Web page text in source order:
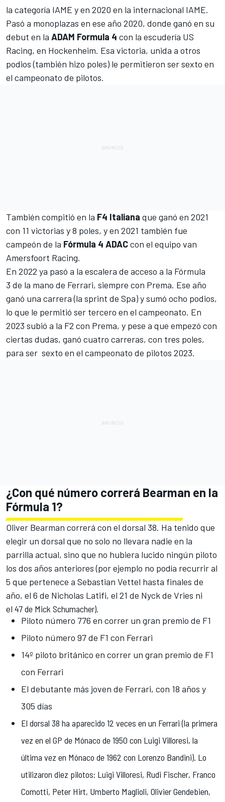
la categoría IAME y en 2020 en la internacional IAME.
Pasó a monoplazas en ese año 2020, donde ganó en su
debut en la ADAM Formula 4 con la escudería US
Racing, en Hockenheim. Esa victoria, unida a otros
podios (también hizo poles) le permitieron ser sexto en
el campeonato de pilotos.
También compitió en la F4 Italiana que ganó en 2021
con 11 victorias y 8 poles, y en 2021 también fue
campeón de la Fórmula 4 ADACcon el equipo van
Amersfoort Racing.
En 2022 ya pasó a la escalera de acceso a la Fórmula
3 de la mano de Ferrari, siempre con Prema. Ese año
ganó una carrera (la sprint de Spa) y sumó ocho podios,
lo que le permitió ser tercero en el campeonato. En
2023 subió a la F2 con Prema, y pese a que empezó con
ciertas dudas, ganó cuatro carreras, con tres poles,
para ser sexto en el campeonato de pilotos 2023.
¿Con qué número correrá Bearman en la
Fórmula 1?
Oliver Bearman correrá con el dorsal 38. Ha tenido que
elegir un dorsal que no solo no llevara nadie en la
parrilla actual, sino que no hubiera lucido ningún piloto
los dos años anteriores (por ejemplo no podía recurrir al
5 que pertenece a Sebastian Vettel hasta finales de
año, el 6 de Nicholas Latifi, el 21 de Nyck de Vries ni
el 47 de Mick Schumacher).
Piloto número 776 en correr un gran premio de F1
Piloto número 97 de F1 con Ferrari
14º piloto británico en correr un gran premio de F1
con Ferrari
El debutante más joven de Ferrari, con 18 años y
305 días
El dorsal 38 ha aparecido 12 veces en un Ferrari (la primera
vez en el GP de Mónaco de 1950 con Luigi Villoresi, la
última vez en Mónaco de 1962 con Lorenzo Bandini). Lo
utilizaron diez pilotos: Luigi Villoresi, Rudi Fischer, Franco
Comotti, Peter Hirt, Umberto Maglioli, Olivier Gendebien,